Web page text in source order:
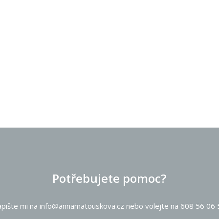
Potřebujete pomoc?
mi na info@annamatouskova.cz nebo volejte na 608 56 06